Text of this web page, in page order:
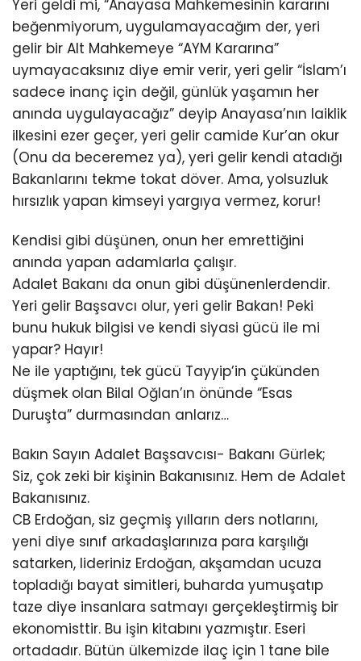
Yeri geldi mi, “Anayasa Mahkemesinin kararını
beğenmiyorum, uygulamayacağım der, yeri
gelir bir Alt Mahkemeye “AYM Kararına”
uymayacaksınız diye emir verir, yeri gelir “İslam’ı
sadece inanç için değil, günlük yaşamın her
anında uygulayacağız” deyip Anayasa’nın laiklik
ilkesini ezer geçer, yeri gelir camide Kur’an okur
(Onu da beceremez ya), yeri gelir kendi atadığı
Bakanlarını tekme tokat döver. Ama, yolsuzluk
hırsızlık yapan kimseyi yargıya vermez, korur!
Kendisi gibi düşünen, onun her emrettiğini
anında yapan adamlarla çalışır.
Adalet Bakanı da onun gibi düşünenlerdendir.
Yeri gelir Başsavcı olur, yeri gelir Bakan! Peki
bunu hukuk bilgisi ve kendi siyasi gücü ile mi
yapar? Hayır!
Ne ile yaptığını, tek gücü Tayyip’in çükünden
düşmek olan Bilal Oğlan’ın önünde “Esas
Duruşta” durmasından anlarız…
Bakın Sayın Adalet Başsavcısı- Bakanı Gürlek;
Siz, çok zeki bir kişinin Bakanısınız. Hem de Adalet
Bakanısınız.
CB Erdoğan, siz geçmiş yılların ders notlarını,
yeni diye sınıf arkadaşlarınıza para karşılığı
satarken, lideriniz Erdoğan, akşamdan ucuza
topladığı bayat simitleri, buharda yumuşatıp
taze diye insanlara satmayı gerçekleştirmiş bir
ekonomisttir. Bu işin kitabını yazmıştır. Eseri
ortadadır. Bütün ülkemizde ilaç için 1 tane bile